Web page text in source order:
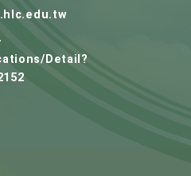
Detail?